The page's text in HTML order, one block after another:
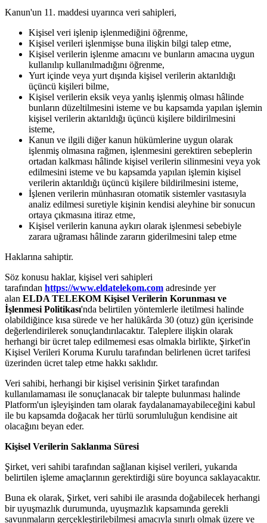
Kanun'un 11. maddesi uyarınca veri sahipleri,
Kişisel veri işlenip işlenmediğini öğrenme,
Kişisel verileri işlenmişse buna ilişkin bilgi talep etme,
Kişisel verilerin işlenme amacını ve bunların amacına uygun
kullanılıp kullanılmadığını öğrenme,
Yurt içinde veya yurt dışında kişisel verilerin aktarıldığı
üçüncü kişileri bilme,
Kişisel verilerin eksik veya yanlış işlenmiş olması hâlinde
bunların düzeltilmesini isteme ve bu kapsamda yapılan işlemin
kişisel verilerin aktarıldığı üçüncü kişilere bildirilmesini
isteme,
Kanun ve ilgili diğer kanun hükümlerine uygun olarak
işlenmiş olmasına rağmen, işlenmesini gerektiren sebeplerin
ortadan kalkması hâlinde kişisel verilerin silinmesini veya yok
edilmesini isteme ve bu kapsamda yapılan işlemin kişisel
verilerin aktarıldığı üçüncü kişilere bildirilmesini isteme,
İşlenen verilerin münhasıran otomatik sistemler vasıtasıyla
analiz edilmesi suretiyle kişinin kendisi aleyhine bir sonucun
ortaya çıkmasına itiraz etme,
Kişisel verilerin kanuna aykırı olarak işlenmesi sebebiyle
zarara uğraması hâlinde zararın giderilmesini talep etme
Haklarına sahiptir.
Söz konusu haklar, kişisel veri sahipleri
tarafından https://www.eldatelekom.com adresinde yer
alan ELDA TELEKOM Kişisel Verilerin Korunması ve
İşlenmesi Politikası'nda belirtilen yöntemlerle iletilmesi halinde
olabildiğince kısa sürede ve her halükârda 30 (otuz) gün içerisinde
değerlendirilerek sonuçlandırılacaktır. Taleplere ilişkin olarak
herhangi bir ücret talep edilmemesi esas olmakla birlikte, Şirket'in
Kişisel Verileri Koruma Kurulu tarafından belirlenen ücret tarifesi
üzerinden ücret talep etme hakkı saklıdır.
Veri sahibi, herhangi bir kişisel verisinin Şirket tarafından
kullanılamaması ile sonuçlanacak bir talepte bulunması halinde
Platform'un işleyişinden tam olarak faydalanamayabileceğini kabul
ile bu kapsamda doğacak her türlü sorumluluğun kendisine ait
olacağını beyan eder.
Kişisel Verilerin Saklanma Süresi
Şirket, veri sahibi tarafından sağlanan kişisel verileri, yukarıda
belirtilen işleme amaçlarının gerektirdiği süre boyunca saklayacaktır.
Buna ek olarak, Şirket, veri sahibi ile arasında doğabilecek herhangi
bir uyuşmazlık durumunda, uyuşmazlık kapsamında gerekli
savunmaların gerçekleştirilebilmesi amacıyla sınırlı olmak üzere ve